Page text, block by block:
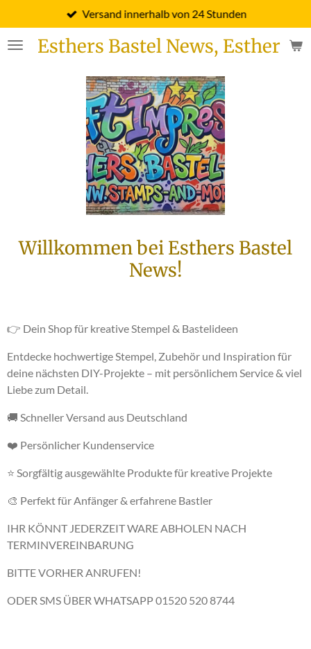
Hauptinhalt
springenEsthers Bastel News, Esther
Versand innerhalb von 24 Stunden
Willkommen bei Esthers Bastel
News!
👉 Dein Shop für kreative Stempel & Bastelideen
Entdecke hochwertige Stempel, Zubehör und Inspiration für
deine nächsten DIY-Projekte – mit persönlichem Service & viel
Liebe zum Detail.
🚚 Schneller Versand aus Deutschland
❤️ Persönlicher Kundenservice
⭐ Sorgfältig ausgewählte Produkte für kreative Projekte
🎨 Perfekt für Anfänger & erfahrene Bastler
IHR KÖNNT JEDERZEIT WARE ABHOLEN NACH
TERMINVEREINBARUNG
BITTE VORHER ANRUFEN!
ODER SMS ÜBER WHATSAPP 01520 520 8744